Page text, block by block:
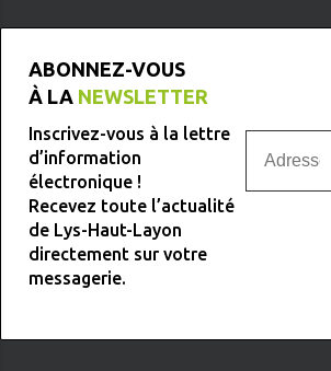
ABONNEZ-VOUS
À LA NEWSLETTER
Inscrivez-vous à la lettre
d’information
électronique !
Recevez toute l’actualité
de Lys-Haut-Layon
directement sur votre
messagerie.